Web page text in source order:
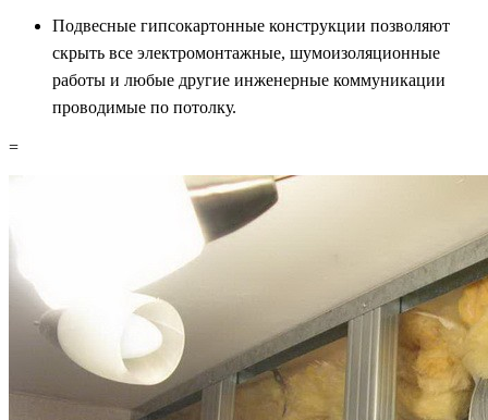
Подвесные гипсокартонные конструкции позволяют
скрыть все электромонтажные, шумоизоляционные
работы и любые другие инженерные коммуникации
проводимые по потолку.
=